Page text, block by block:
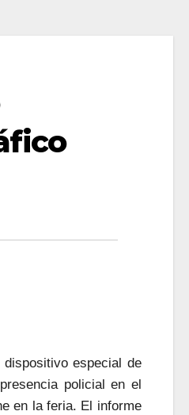
especial de
policial en el
en la feria. El informe